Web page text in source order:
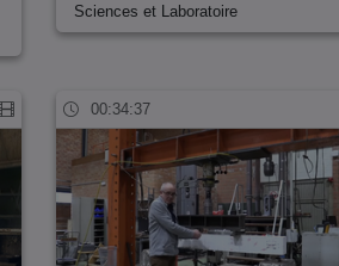
Sciences et Laboratoire
00:34:37